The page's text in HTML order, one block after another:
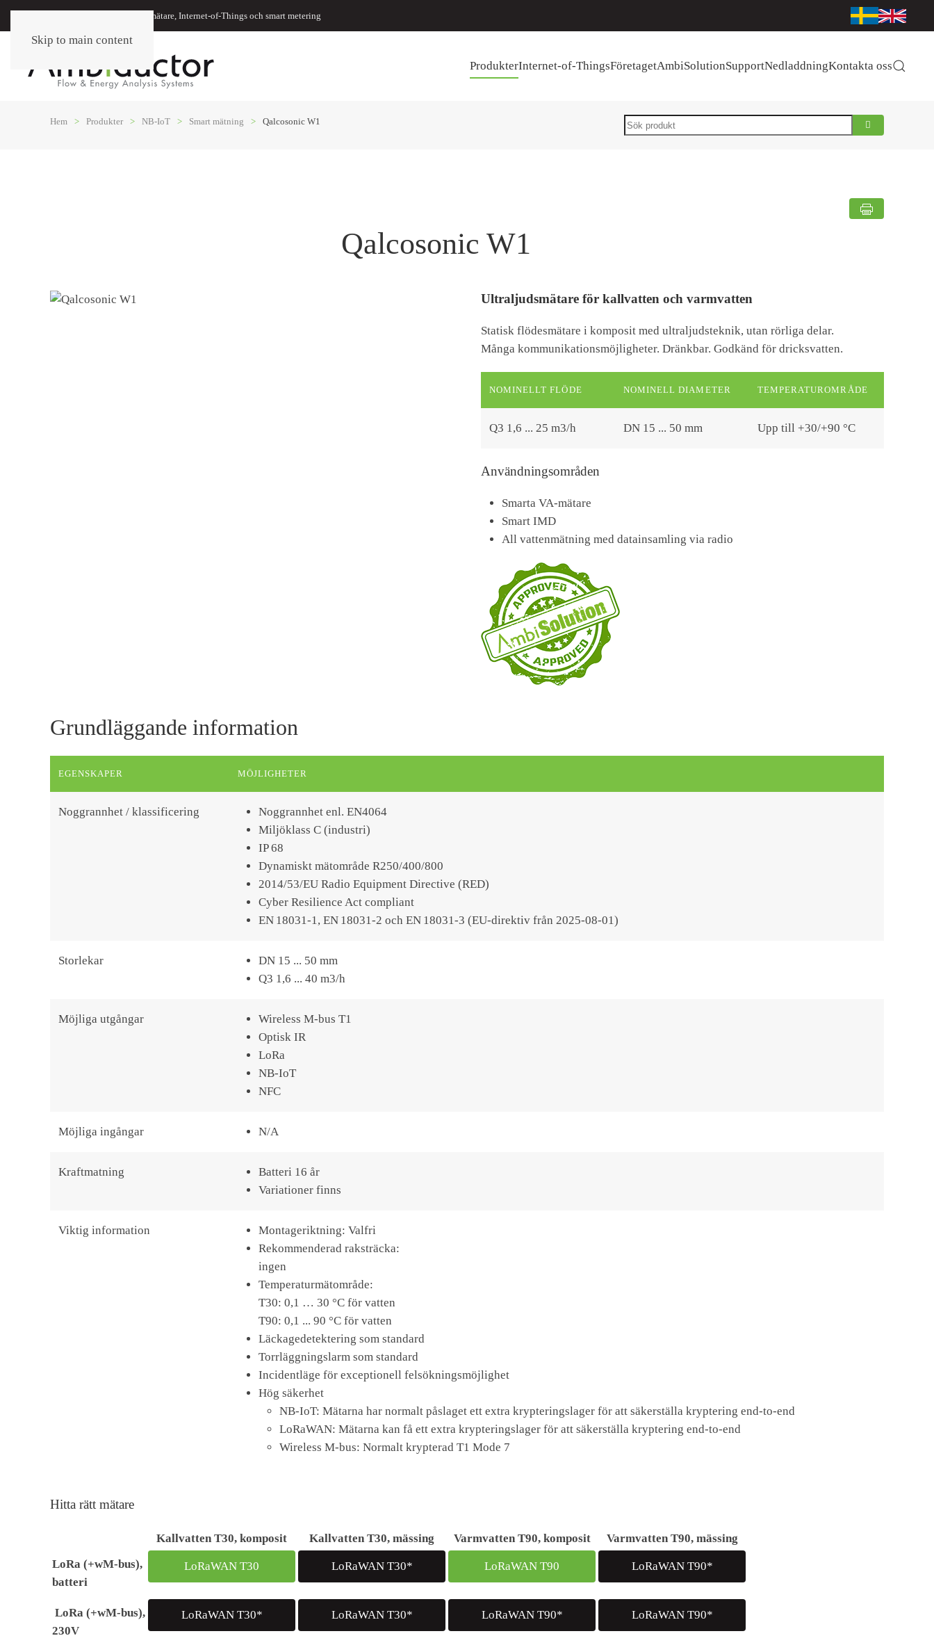
Skip to main content
Energimätare, vattenmätare, oljemätare, Internet-of-Things och smart metering
ProdukterInternet-of-ThingsFöretagetAmbiSolutionSupportNedladdningKontakta oss
Hem Produkter NB-IoT Smart mätning Qalcosonic W1 Search
Qalcosonic W1
Ultraljudsmätare för kallvatten och varmvatten
Statisk flödesmätare i komposit med ultraljudsteknik, utan rörliga delar.
Många kommunikationsmöjligheter. Dränkbar. Godkänd för dricksvatten.
NOMINELLT FLÖDE NOMINELL DIAMETER TEMPERATUROMRÅDE
Q3 1,6 ... 25 m3/h DN 15 ... 50 mm Upp till +30/+90 °C
Användningsområden
Smarta VA-mätare
Smart IMD
All vattenmätning med datainsamling via radio
Grundläggande information
EGENSKAPER MÖJLIGHETER
Noggrannhet / klassificering
Noggrannhet enl. EN4064
Miljöklass C (industri)
IP 68
Dynamiskt mätområde R250/400/800
2014/53/EU Radio Equipment Directive (RED)
Cyber Resilience Act compliant
EN 18031‑1, EN 18031‑2 och EN 18031‑3 (EU-direktiv från 2025-08-01)
Storlekar
DN 15 ... 50 mm
Q3 1,6 ... 40 m3/h
Möjliga utgångar
Wireless M-bus T1
Optisk IR
LoRa
NB-IoT
NFC
Möjliga ingångar N/A
Kraftmatning
Batteri 16 år
Variationer finns
Viktig information
Montageriktning: Valfri
Rekommenderad raksträcka:
ingen
Temperaturmätområde:
T30: 0,1 … 30 °C för vatten
T90: 0,1 ... 90 °C för vatten
Läckagedetektering som standard
Torrläggningslarm som standard
Incidentläge för exceptionell felsökningsmöjlighet
Hög säkerhet
NB-IoT: Mätarna har normalt påslaget ett extra krypteringslager för att säkerställa kryptering end-to-end
LoRaWAN: Mätarna kan få ett extra krypteringslager för att säkerställa kryptering end-to-end
Wireless M-bus: Normalt krypterad T1 Mode 7
Hitta rätt mätare
Kallvatten T30, komposit Kallvatten T30, mässing Varmvatten T90, komposit
Varmvatten T90, mässing
LoRa (+wM-bus),
batteri
LoRaWAN T30 LoRaWAN T30* LoRaWAN T90 LoRaWAN T90*
LoRa (+wM-bus),
230V
LoRaWAN T30* LoRaWAN T30* LoRaWAN T90* LoRaWAN T90*